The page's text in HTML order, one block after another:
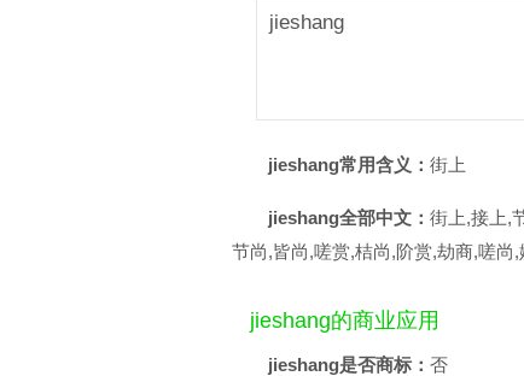
jieshang
jieshang常用含义： 街上
jieshang全部中文： 街上,接上,
节尚,皆尚,嗟赏,桔尚,阶赏,劫商,嗟尚
jieshang的商业应用
jieshang是否商标： 否